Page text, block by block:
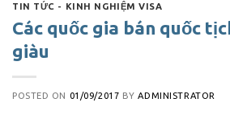
TIN TỨC - KINH NGHIỆM VISA
Các quốc gia bán quốc
giàu
POSTED ON 01/09/2017 BYADMINISTRATOR